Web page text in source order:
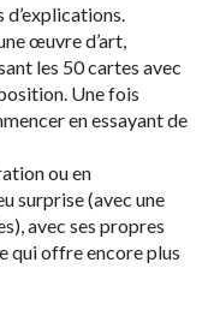
œuvre d’art,
les 50 cartes avec
Une fois
en essayant de
ou en
surprise (avec une
avec ses propres
qui offre encore plus